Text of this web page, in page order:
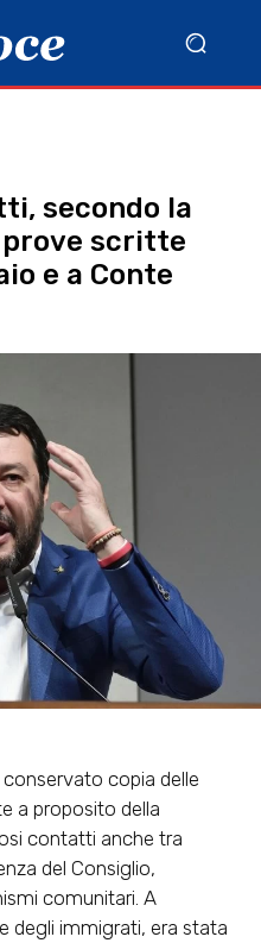
secondo la
prove scritte
e a Conte
copia delle
a proposito della
contatti anche tra
del Consiglio,
comunitari. A
degli immigrati, era stata